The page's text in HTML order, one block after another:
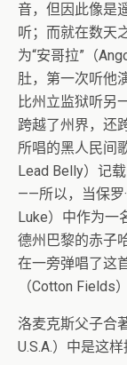
音，但因此像是
听；而就在数天
为“安哥拉”（
肚，第一次听他
比州立监狱听另
跨越了州界，还
所唱的黑人民间
Lead Belly）记
——所以，当保罗
Luke）中作为一
德州巴黎的赤子
在一旁弹唱了这
（Cotton Fields）
洛麦克斯父子合
U.S.A.）中是这